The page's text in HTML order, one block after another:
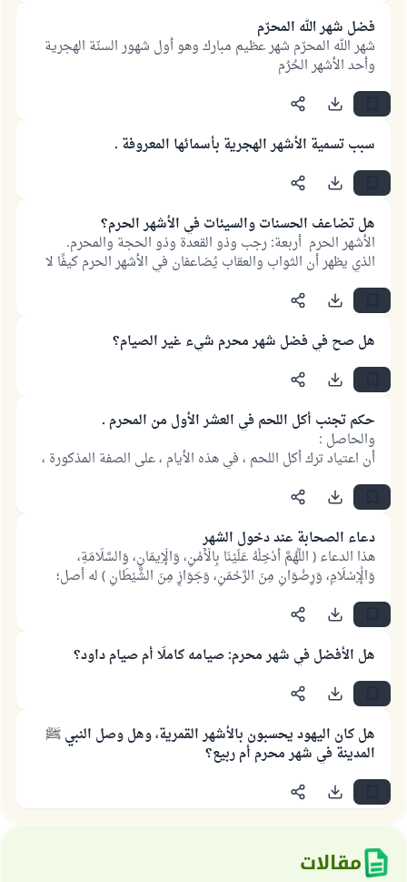
فضل شهر الله المحرّم
شهر الله المحرّم شهر عظيم مبارك وهو أول شهور السنّة الهجرية
وأحد الأشهر الحُرُم
سبب تسمية الأشهر الهجرية بأسمائها المعروفة .
هل تضاعف الحسنات والسيئات في الأشهر الحرم؟
الأشهر الحرم أربعة: رجب وذو القعدة وذو الحجة والمحرم.
الذي يظهر أن الثواب والعقاب يُضاعفان في الأشهر الحرم كيفًا لا
عددًا؛ فالحسنة في الأشهر الحرم أعظم من الحسنة في غيرها من
الأزمنة غير الفاضلة، والسيئة فيها أعظم من السيئة في غيرها من
الأزمنة غير الفاضلة.
هل صح في فضل شهر محرم شيء غير الصيام؟
حكم تجنب أكل اللحم في العشر الأول من المحرم .
والحاصل :
أن اعتياد ترك أكل اللحم ، في هذه الأيام ، على الصفة المذكورة ،
سواء كان ذلك بعهد
مع الله ، أو مع الناس ، أو مع النفس ، أو من غير عهد : كل ذلك من
البدع التي لا
يحل التقرب إلى الله تعالى بها ، ولا يحل طاعة الآباء والأجداد
فيها ، ولا متابعتهم
عليها .
وينظر للفائدة جواب السؤال
رقم : (193281) .
والله تعالى أعلم .
دعاء الصحابة عند دخول الشهر
هذا الدعاء ( اللَّهُمَّ أَدْخِلْهُ عَلَيْنَا بِالْأَمْنِ، وَالْإِيمَانِ، وَالسَّلَامَةِ،
وَالْإِسْلَامِ، وَرِضْوَانٍ مِنَ الرَّحْمَنِ، وَجَوَازٍ مِنَ الشَّيْطَانِ ) له أصل؛
ويحسن بالمسلم أن يقوله عند دخول الهلال
هل الأفضل في شهر محرم: صيامه كاملًا أم صيام داود؟
هل كان اليهود يحسبون بالأشهر القمرية، وهل وصل النبي ﷺ
المدينة في شهر محرم أم ربيع؟
مقالات